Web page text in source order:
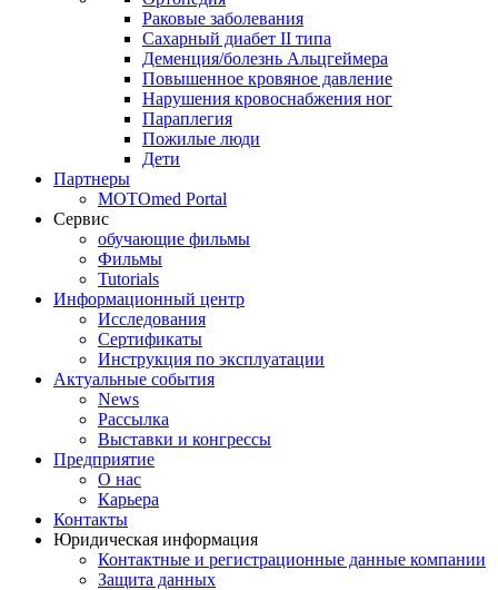
Раковые заболевания
Сахарный диабет II типа
Деменция/болезнь Альцгеймера
Повышенное кровяное давление
Нарушения кровоснабжения ног
Параплегия
Пожилые люди
Дети
Партнеры
MOTOmed Portal
Сервис
обучающие фильмы
Фильмы
Tutorials
Информационный центр
Исследования
Сертификаты
Инструкция по эксплуатации
Актуальные события
News
Рассылка
Выставки и конгрессы
Предприятие
О нас
Карьера
Контакты
Юридическая информация
Контактные и регистрационные данные компании
Защита данных